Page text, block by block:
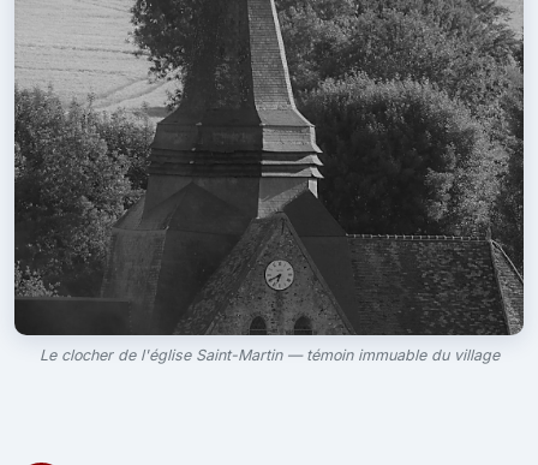
Le clocher de l'église Saint-Martin — témoin immuable du village